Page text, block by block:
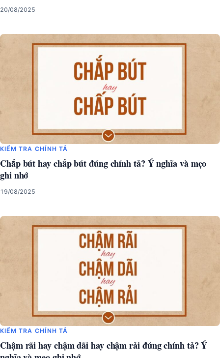
20/08/2025
KIỂM TRA CHÍNH TẢ
Chắp bút hay chấp bút đúng chính tả? Ý nghĩa và mẹo
ghi nhớ
19/08/2025
KIỂM TRA CHÍNH TẢ
Chậm rãi hay chậm dãi hay chậm rải đúng chính tả? Ý